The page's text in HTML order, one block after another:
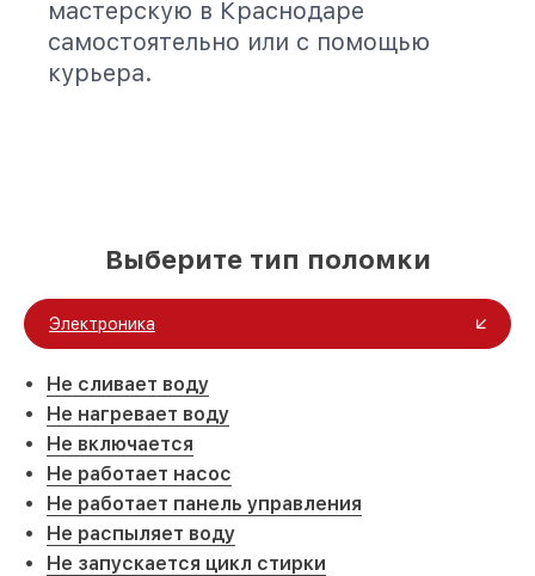
мастерскую в Краснодаре
самостоятельно или с помощью
курьера.
Выберите тип поломки
Электроника
Не сливает воду
Не нагревает воду
Не включается
Не работает насос
Не работает панель управления
Не распыляет воду
Не запускается цикл стирки